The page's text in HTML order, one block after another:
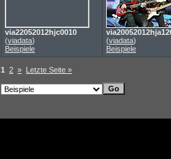
via22052012hjc0010
(viadata)
Beispiele
(viadata)
Beispiele
1 2 » Letzte Seite »